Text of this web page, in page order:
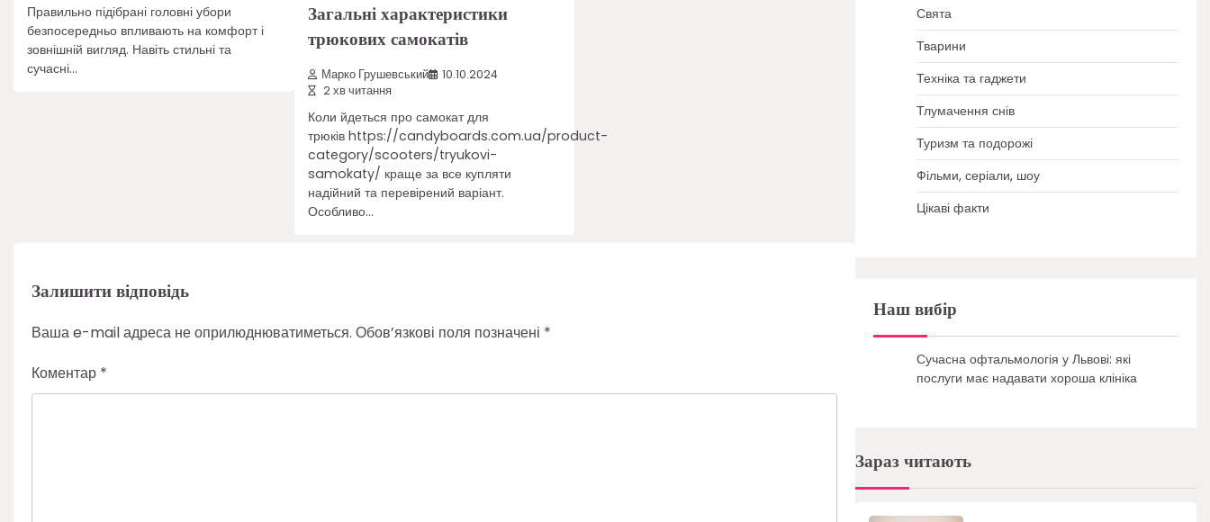
Правильно підібрані головні убори
безпосередньо впливають на комфорт і
зовнішній вигляд. Навіть стильні та
сучасні…
Загальні характеристики
трюкових самокатів
Марко Грушевський
10.10.2024
2 хв читання
Коли йдеться про самокат для
трюків https://candyboards.com.ua/product-
category/scooters/tryukovi-
samokaty/ краще за все купляти
надійний та перевірений варіант.
Особливо…
Залишити відповідь
Ваша e-mail адреса не оприлюднюватиметься. Обов’язкові поля позначені *
Коментар *
Свята
Тварини
Техніка та гаджети
Тлумачення снів
Туризм та подорожі
Фільми, серіали, шоу
Цікаві факти
Наш вибір
Сучасна офтальмологія у Львові: які
послуги має надавати хороша клініка
Зараз читають